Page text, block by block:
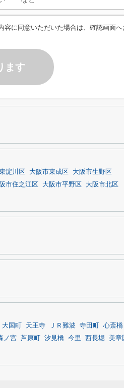
容に同意いただいた場合は、確認画面へ
ます
淀川区 大阪市東成区
大阪市生野区
市住之江区 大阪市平野区
大阪市北区
大国町 天王寺 ＪＲ難波 寺田町 心斎橋
ノ宮 芦原町 汐見橋 今里 西長堀
美章